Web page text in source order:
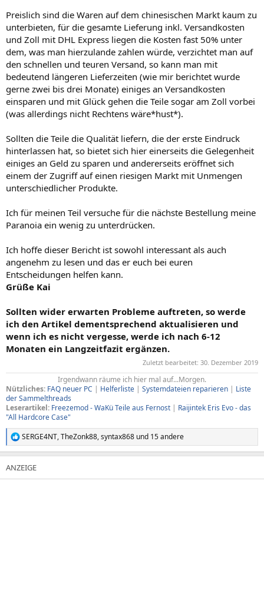
Preislich sind die Waren auf dem chinesischen Markt kaum zu
unterbieten, für die gesamte Lieferung inkl. Versandkosten
und Zoll mit DHL Express liegen die Kosten fast 50% unter
dem, was man hierzulande zahlen würde, verzichtet man auf
den schnellen und teuren Versand, so kann man mit
bedeutend längeren Lieferzeiten (wie mir berichtet wurde
gerne zwei bis drei Monate) einiges an Versandkosten
einsparen und mit Glück gehen die Teile sogar am Zoll vorbei
(was allerdings nicht Rechtens wäre*hust*).
Sollten die Teile die Qualität liefern, die der erste Eindruck
hinterlassen hat, so bietet sich hier einerseits die Gelegenheit
einiges an Geld zu sparen und andererseits eröffnet sich
einem der Zugriff auf einen riesigen Markt mit Unmengen
unterschiedlicher Produkte.
Ich für meinen Teil versuche für die nächste Bestellung meine
Paranoia ein wenig zu unterdrücken.
Ich hoffe dieser Bericht ist sowohl interessant als auch
angenehm zu lesen und das er euch bei euren
Entscheidungen helfen kann.
Grüße Kai
Sollten wider erwarten Probleme auftreten, so werde
ich den Artikel dementsprechend aktualisieren und
wenn ich es nicht vergesse, werde ich nach 6-12
Monaten ein Langzeitfazit ergänzen.
Zuletzt bearbeitet: 30. Dezember 2019
Irgendwann räume ich hier mal auf...Morgen.​
Nützliches: FAQ neuer PC | Helferliste | Systemdateien reparieren | Liste
der Sammelthreads
Leserartikel: Freezemod - WaKü Teile aus Fernost | Raijintek Eris Evo - das
"All Hardcore Case"
R
e
a
k
t
SERGE4NT,TheZonk88,syntax868 und 15 andere